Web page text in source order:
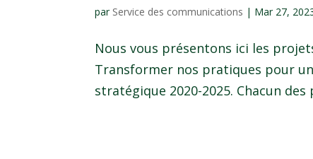
par Service des communications | Mar 27,
Nous vous présentons ici les
Transformer nos pratiques pour
stratégique 2020-2025. Chacun